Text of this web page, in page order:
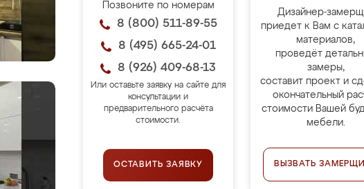
Позвоните по номерам
8 (800) 511-89-55
8 (495) 665-24-01
8 (926) 409-68-13
Или оставьте заявку на сайте для
консультации и
предварительного расчёта
стоимости.
ОСТАВИТЬ ЗАЯВКУ
Дизайнер-
приедет к Вам с
материалов,
проведёт
замеры,
составит проект и
окончательный
стоимости Вашей
мебели.
ВЫЗВАТЬ